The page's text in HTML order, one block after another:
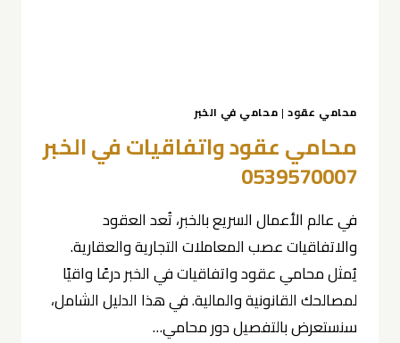
محامي عقود| محامي في الخبر
محامي عقود واتفاقيات في الخبر
0539570007
في عالم الأعمال السريع بالخبر، تُعد العقود
والاتفاقيات عصب المعاملات التجارية والعقارية.
يُمثل محامي عقود واتفاقيات في الخبر درعًا واقيًا
لمصالحك القانونية والمالية. في هذا الدليل الشامل،
سنستعرض بالتفصيل دور محامي…